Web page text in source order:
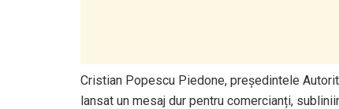
Cristian Popescu Piedone, președintele
lansat un mesaj dur pentru comercianți,